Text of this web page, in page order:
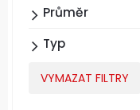
Průměr
Typ
VYMAZAT FILTRY